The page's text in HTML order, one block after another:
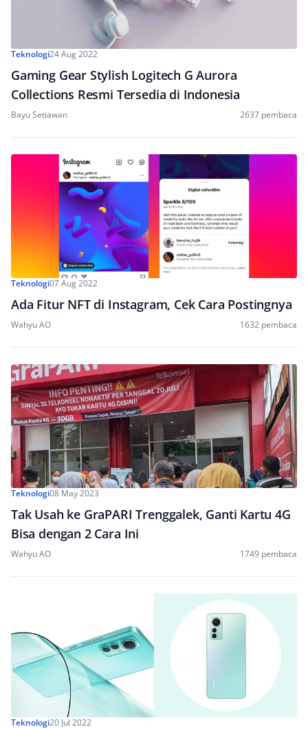
Teknologi24 Aug 2022
Gaming Gear Stylish Logitech G Aurora
Collections Resmi Tersedia di Indonesia
Bayu Setiawan 2637 pembaca
Teknologi07 Aug 2022
Ada Fitur NFT di Instagram, Cek Cara Postingnya
Wahyu AO 1632 pembaca
Teknologi08 May 2023
Tak Usah ke GraPARI Trenggalek, Ganti Kartu 4G
Bisa dengan 2 Cara Ini
Wahyu AO 1749 pembaca
Teknologi20 Jul 2022